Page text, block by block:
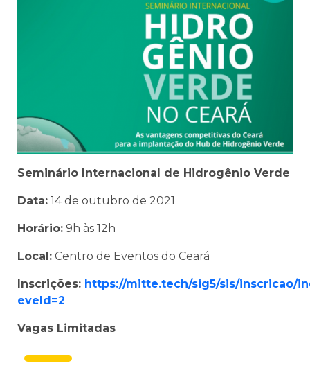
Seminário Internacional de Hidrogênio Verde
Data: 14 de outubro de 2021
Horário: 9h às 12h
Local: Centro de Eventos do Ceará
Inscrições: https://mitte.tech/sig5/sis/inscricao/
eveId=2
Vagas Limitadas